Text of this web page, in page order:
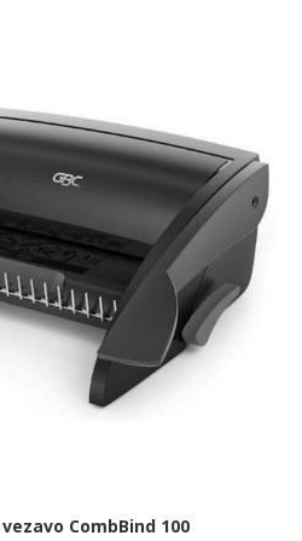
CombBind 100